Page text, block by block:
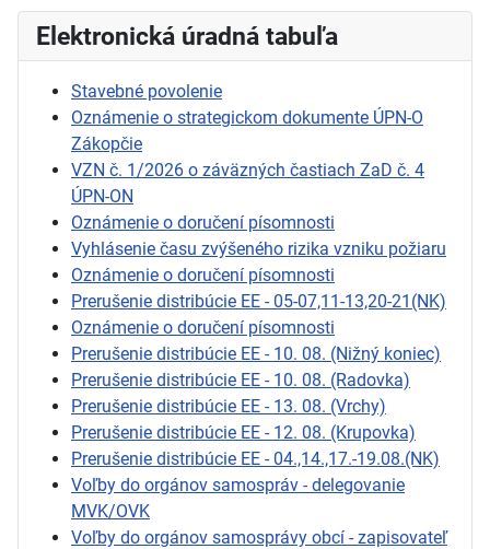
Elektronická úradná tabuľa
Stavebné povolenie
Oznámenie o strategickom dokumente ÚPN-O
Zákopčie
VZN č. 1/2026 o záväzných častiach ZaD č. 4
ÚPN-ON
Oznámenie o doručení písomnosti
Vyhlásenie času zvýšeného rizika vzniku požiaru
Oznámenie o doručení písomnosti
Prerušenie distribúcie EE - 05-07,11-13,20-21(NK)
Oznámenie o doručení písomnosti
Prerušenie distribúcie EE - 10. 08. (Nižný koniec)
Prerušenie distribúcie EE - 10. 08. (Radovka)
Prerušenie distribúcie EE - 13. 08. (Vrchy)
Prerušenie distribúcie EE - 12. 08. (Krupovka)
Prerušenie distribúcie EE - 04.,14.,17.-19.08.(NK)
Voľby do orgánov samospráv - delegovanie
MVK/OVK
Voľby do orgánov samosprávy obcí - zapisovateľ